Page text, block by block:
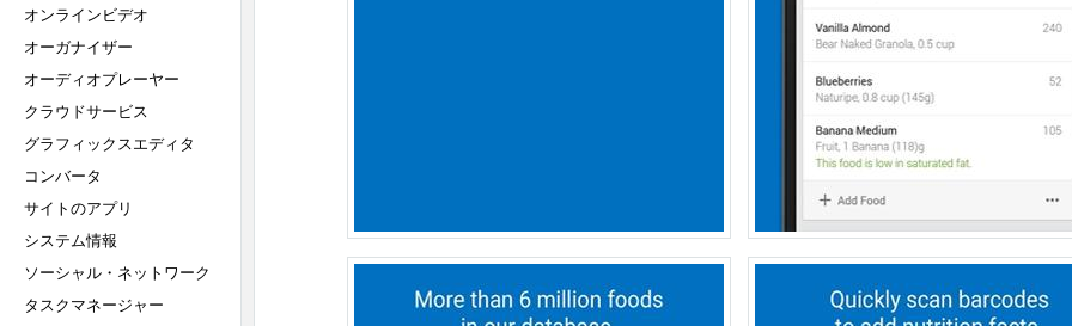
オンラインビデオ
オーガナイザー
オーディオプレーヤー
クラウドサービス
グラフィックスエディタ
コンバータ
サイトのアプリ
システム情報
ソーシャル・ネットワーク
タスクマネージャー